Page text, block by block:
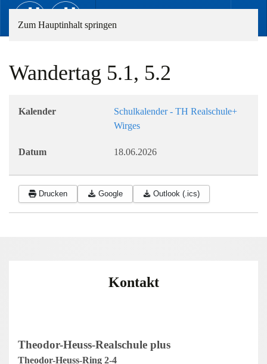
Zum Hauptinhalt springen
Wandertag 5.1, 5.2
Kalender
Schulkalender - TH Realschule+
Wirges
Datum 18.06.2026
Drucken Google Outlook (.ics)
Kontakt
Theodor-Heuss-Realschule plus
Theodor-Heuss-Ring 2-4